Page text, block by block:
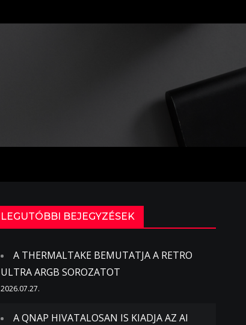
LEGUTÓBBI BEJEGYZÉSEK
A THERMALTAKE BEMUTATJA A RETRO
ULTRA ARGB SOROZATOT
2026.07.27.
A QNAP HIVATALOSAN IS KIADJA AZ AI